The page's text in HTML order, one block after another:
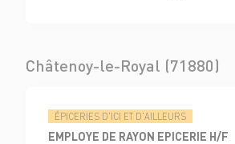
Châtenoy-le-Royal (71880)
ÉPICERIES D'ICI ET D'AILLEURS
EMPLOYE DE RAYON EPICERIE H/F